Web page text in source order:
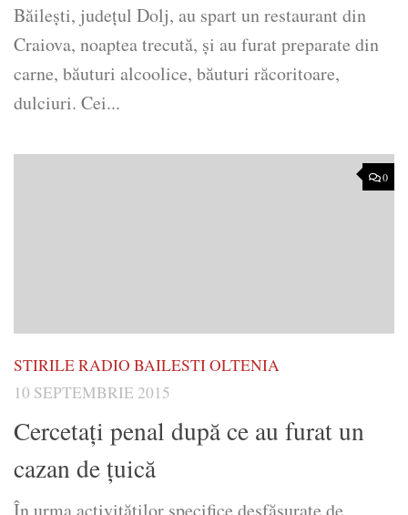
Băilești, județul Dolj, au spart un restaurant din
Craiova, noaptea trecută, și au furat preparate din
carne, băuturi alcoolice, băuturi răcoritoare,
dulciuri. Cei...
0
STIRILE RADIO BAILESTI OLTENIA
10 SEPTEMBRIE 2015
Cercetați penal după ce au furat un
cazan de țuică
În urma activităților specifice desfășurate de